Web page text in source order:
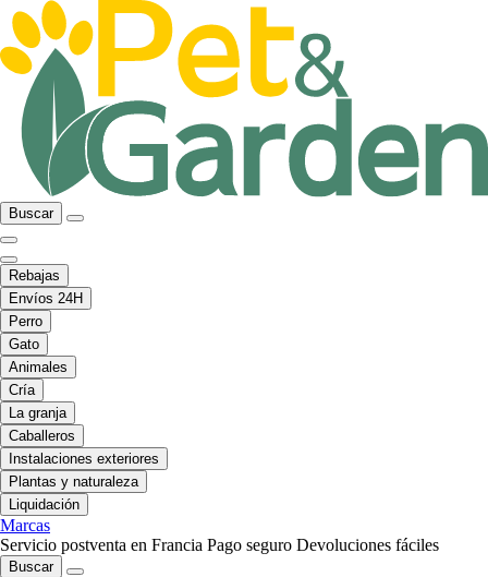
Buscar
Rebajas
Envíos 24H
Perro
Gato
Animales
Cría
La granja
Caballeros
Instalaciones exteriores
Plantas y naturaleza
Liquidación
Marcas
Servicio postventa en Francia Pago seguro Devoluciones fáciles
Buscar